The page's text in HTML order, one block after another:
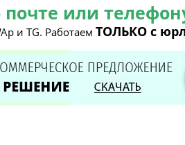
или
и TG. Работаем ТОЛЬКО с